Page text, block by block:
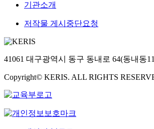
기관소개
저작물 게시중단요청
41061 대구광역시 동구 동내로 64(동내동
Copyright© KERIS. ALL RIGHTS